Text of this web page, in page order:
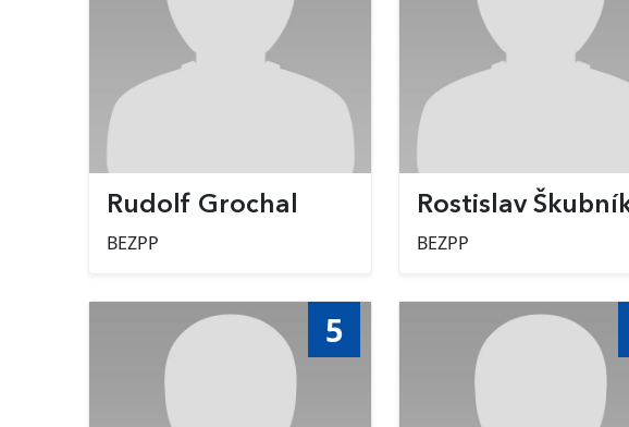
Rudolf Grochal
BEZPP
Rostislav
BEZPP
5